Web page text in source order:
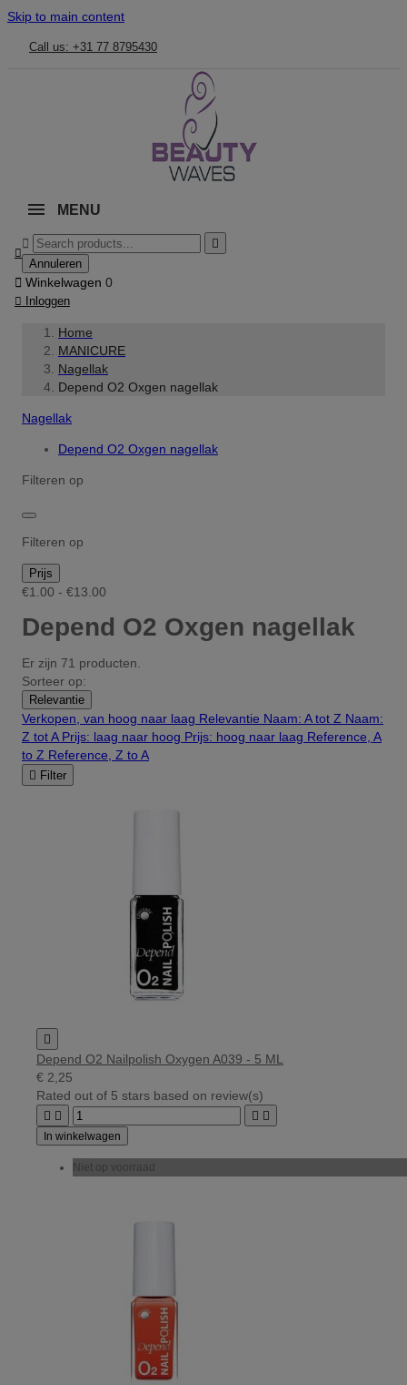
Skip to main content
Call us: +31 77 8795430
MENU



Annuleren
 Winkelwagen 0
 Inloggen
Home
MANICURE
Nagellak
Depend O2 Oxgen nagellak
Nagellak
Depend O2 Oxgen nagellak
Filteren op
Filteren op
Prijs
€1.00 - €13.00
Depend O2 Oxgen nagellak
Er zijn 71 producten.
Sorteer op:
Relevantie
Verkopen, van hoog naar laag Relevantie Naam: A tot Z Naam:
Z tot A Prijs: laag naar hoog Prijs: hoog naar laag Reference, A
to Z Reference, Z to A
 Filter

Depend O2 Nailpolish Oxygen A039 - 5 ML
€ 2,25
Rated out of 5 stars based on review(s)
   
In winkelwagen
Niet op voorraad